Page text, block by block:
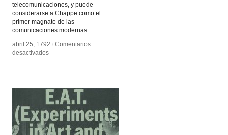
telecomunicaciones, y puede
considerarse a Chappe como el
primer magnate de las
comunicaciones modernas
abril 25, 1792 / Comentarios
desactivadosen
abril 25, 1792 / Comentarios
desactivadosen